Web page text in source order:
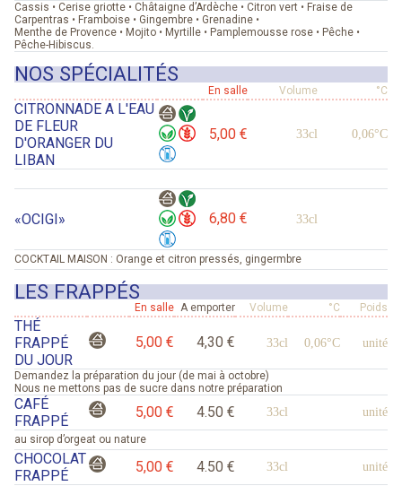
Cassis • Cerise griotte • Châtaigne d’Ardèche • Citron vert • Fraise de
Carpentras • Framboise • Gingembre • Grenadine •
Menthe de Provence • Mojito • Myrtille • Pamplemousse rose • Pêche •
Pêche-Hibiscus.
NOS SPÉCIALITÉS
En salle Volume °C
CITRONNADE A L'EAU
DE FLEUR
D'ORANGER DU
LIBAN
5,00 € 33cl 0,06°C
«OCIGI» 6,80 € 33cl
COCKTAIL MAISON : Orange et citron pressés, gingermbre
LES FRAPPÉS
En salle A emporter Volume °C Poids
THÉ
FRAPPÉ
DU JOUR
5,00 € 4,30 € 33cl 0,06°C unité
Demandez la préparation du jour (de mai à octobre)
Nous ne mettons pas de sucre dans notre préparation
CAFÉ
FRAPPÉ
5,00 € 4.50 € 33cl unité
au sirop d’orgeat ou nature
CHOCOLAT
FRAPPÉ
5,00 € 4.50 € 33cl unité